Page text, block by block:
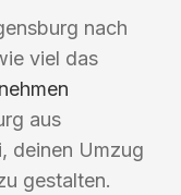
nach
viel das
aus
deinen Umzug
gestalten.